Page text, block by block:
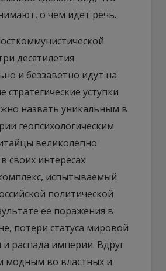
о чем идет речь.
десятилетия
и беззаветно идут на
стратегические уступки
назвать уникальным в
геопсихологическим
великолепно
своих интересах
испытываемый
политической
ее поражения в
потери статуса мировой
распада империи. Вдруг
модным во властных и